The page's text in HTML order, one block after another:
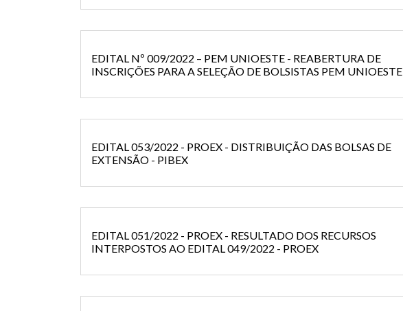
2023
EDITAL Nº 009/2022 – PEM UNIOESTE - REABERTURA DE
INSCRIÇÕES PARA A SELEÇÃO DE BOLSISTAS PEM UNIOESTE
EDITAL 053/2022 - PROEX - DISTRIBUIÇÃO DAS BOLSAS DE
EXTENSÃO - PIBEX
EDITAL 051/2022 - PROEX - RESULTADO DOS RECURSOS
INTERPOSTOS AO EDITAL 049/2022 - PROEX